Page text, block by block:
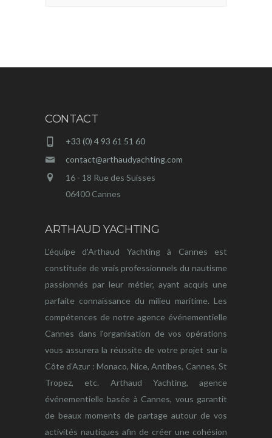
CONTACT
+33 (0) 4 93 61 51 60
contact@arthaudyachting.com
16 - 18 Rue des Suisses
06400 Cannes
ARTHAUD YACHTING
L'équipe d'Arthaud Yachting à Cannes est
constituée de vrais professionnels du nautisme
passionnés par leur métier, ayant acquis une
parfaite connaissance du milieu maritime. Les
compétences de notre agence événementielle
Cannes dans l'organisation de vos opérations
vous assurera la réussite de votre projet sur la
Côte d'Azur : Monaco, Nice, Antibes, Cannes, St
Tropez, etc. Arthaud Yachting, agence
événementielle basée à Cannes, vous garantit
de beaux moments de partage autour de vos
activités nautiques afin de créer une cohésion